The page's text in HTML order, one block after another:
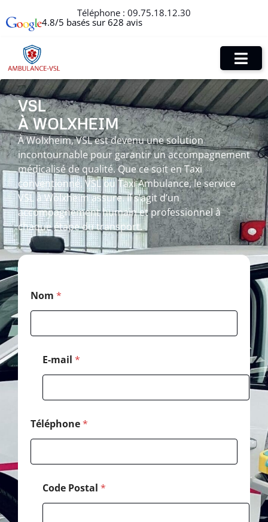
Téléphone : 09.75.18.12.30
4.8/5 basés sur 628 avis
VSL
À WOLXHEIM
À Wolxheim, VSL est devenu une solution
incontournable pour garantir un accompagnement
médicalisé de qualité. Que ce soit en Taxi
conventionné, VSL ou Taxi Ambulance, le service
VSL à Wolxheim assure. Il s’agit d’un
accompagnement humain et professionnel à
chaque étape du transport.
Nom *
E-mail *
Téléphone*
Code Postal *
*
E
m
a
i
l
P
o
s